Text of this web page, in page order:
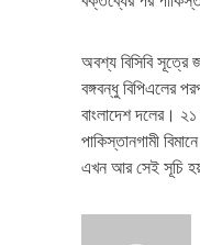
অবশ্য বিসিবি সূত্রে
বঙ্গবন্ধু বিপিএলের
বাংলাদেশ দলের। ২১
পাকিস্তানগামী
এখন আর সেই সূচি